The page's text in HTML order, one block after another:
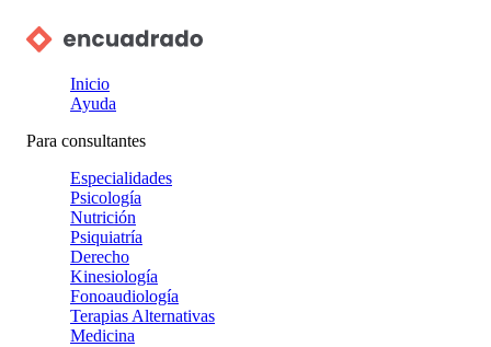
Inicio
Ayuda
Para consultantes
Especialidades
Psicología
Nutrición
Psiquiatría
Derecho
Kinesiología
Fonoaudiología
Terapias Alternativas
Medicina